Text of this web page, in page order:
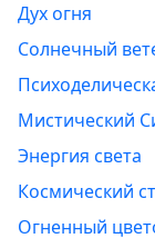
Дух огня
Солнечный
Мистический
Энергия света
Космический
Огненный